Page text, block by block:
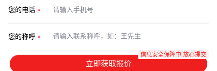
您的电话
您的称呼
立即获取报价
信息安全保障中·放心提交